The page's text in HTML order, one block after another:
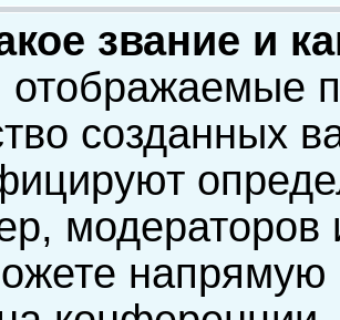
звание и
отображаемые
созданных
напрямую